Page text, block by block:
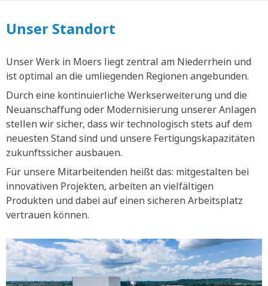
Unser Standort
Unser Werk in Moers liegt zentral am Niederrhein und
ist optimal an die umliegenden Regionen angebunden.
Durch eine kontinuierliche Werkserweiterung und die
Neuanschaffung oder Modernisierung unserer Anlagen
stellen wir sicher, dass wir technologisch stets auf dem
neuesten Stand sind und unsere Fertigungskapazitäten
zukunftssicher ausbauen.
Für unsere Mitarbeitenden heißt das: mitgestalten bei
innovativen Projekten, arbeiten an vielfältigen
Produkten und dabei auf einen sicheren Arbeitsplatz
vertrauen können.